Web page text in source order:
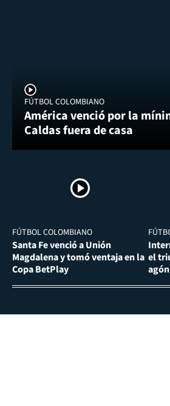
FÚTBOL COLOMBIANO
América venció por la
Caldas fuera de casa
FÚTBOL COLOMBIANO
Santa Fe venció a Unión
Magdalena y tomó ventaja en la
Copa BetPlay
el